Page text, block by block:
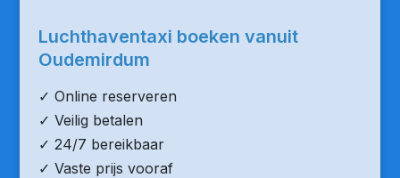
Luchthaventaxi boeken vanuit
Oudemirdum
✓ Online reserveren
✓ Veilig betalen
✓ 24/7 bereikbaar
✓ Vaste prijs vooraf